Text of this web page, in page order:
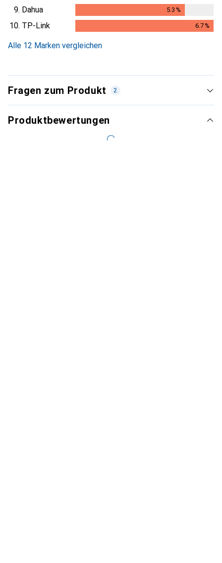
9. Dahua 5.3 %
10. TP-Link 6.7%
Alle 12 Marken vergleichen
Fragen zum Produkt 2
Produktbewertungen